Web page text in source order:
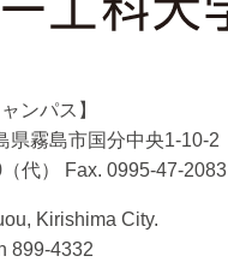
ンパス】
県霧島市国分中央1-10-2
代）
Fax. 0995-47-2083
Kirishima City.
899-4332